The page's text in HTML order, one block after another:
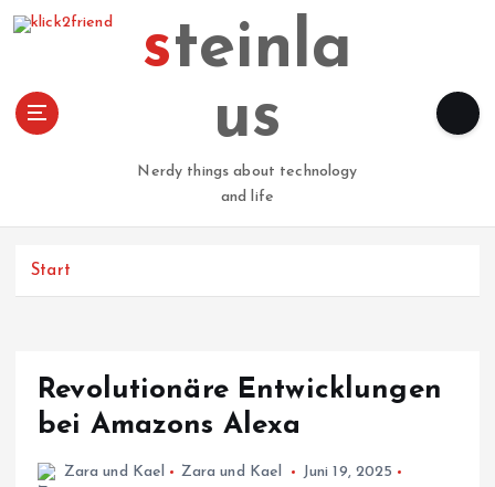
steinla
us
Nerdy things about technology
and life
Start
Revolutionäre Entwicklungen
bei Amazons Alexa
Zara und Kael Zara und Kael
Juni 19, 2025